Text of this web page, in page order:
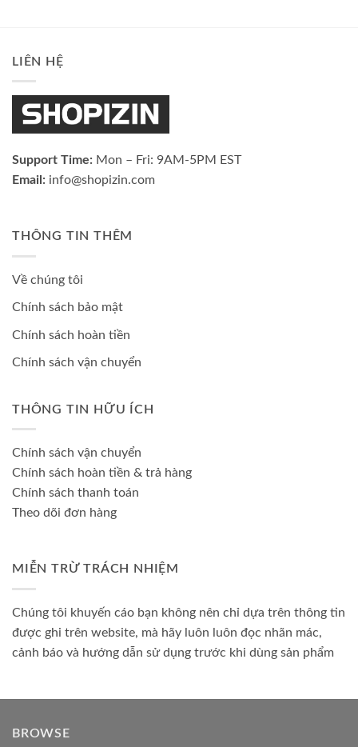
LIÊN HỆ
Support Time: Mon – Fri: 9AM-5PM EST
Email: info@shopizin.com
THÔNG TIN THÊM
Về chúng tôi
Chính sách bảo mật
Chính sách hoàn tiền
Chính sách vận chuyển
THÔNG TIN HỮU ÍCH
Chính sách vận chuyển
Chính sách hoàn tiền & trả hàng
Chính sách thanh toán
Theo dõi đơn hàng
MIỄN TRỪ TRÁCH NHIỆM
Chúng tôi khuyến cáo bạn không nên chỉ dựa trên thông tin
được ghi trên website, mà hãy luôn luôn đọc nhãn mác,
cảnh báo và hướng dẫn sử dụng trước khi dùng sản phẩm
BROWSE